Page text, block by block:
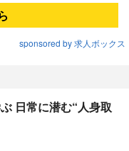
sponsored by 求人ボックス
日常に潜む“人身取